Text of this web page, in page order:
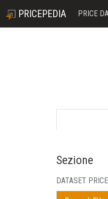
PRICEPEDIA PRICE
Sezione
DATASET